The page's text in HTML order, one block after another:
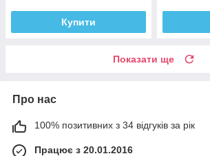
Купити
Показати ще
Про нас
100% позитивних з 34 відгуків за рік
Працює з 20.01.2016